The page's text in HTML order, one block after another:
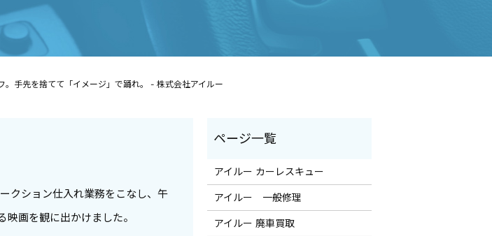
手先を捨てて「イメージ」で踊れ。 - 株式会社アイルー
クション仕入れ業務をこなし、午
画を観に出かけました。
アイルー カーレスキュー
アイルー 一般修理
アイルー 廃車買取